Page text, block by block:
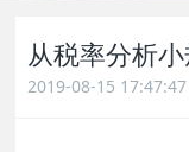
从税率分析
2019-08-15 17:47:47